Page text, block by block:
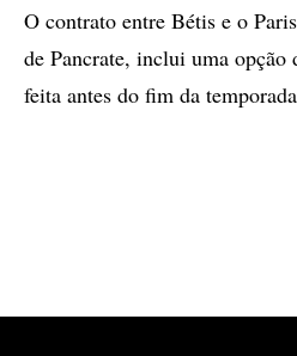
O contrato entre Bétis e o
de Pancrate, inclui uma opção
feita antes do fim da